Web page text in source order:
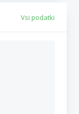
Vsi podatki